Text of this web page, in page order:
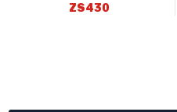
ZS430